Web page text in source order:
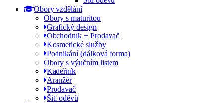
Obory vzdělání
Obory s maturitou
Grafický design
Obchodník + Prodavač
Kosmetické služby
Podnikání (dálková forma)
Obory s výučním listem
Kadeřník
Aranžér
Prodavač
Šití oděvů